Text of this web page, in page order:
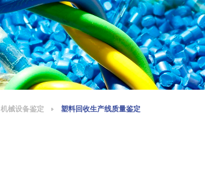
机械设备鉴定 塑料回收生产线质量鉴定